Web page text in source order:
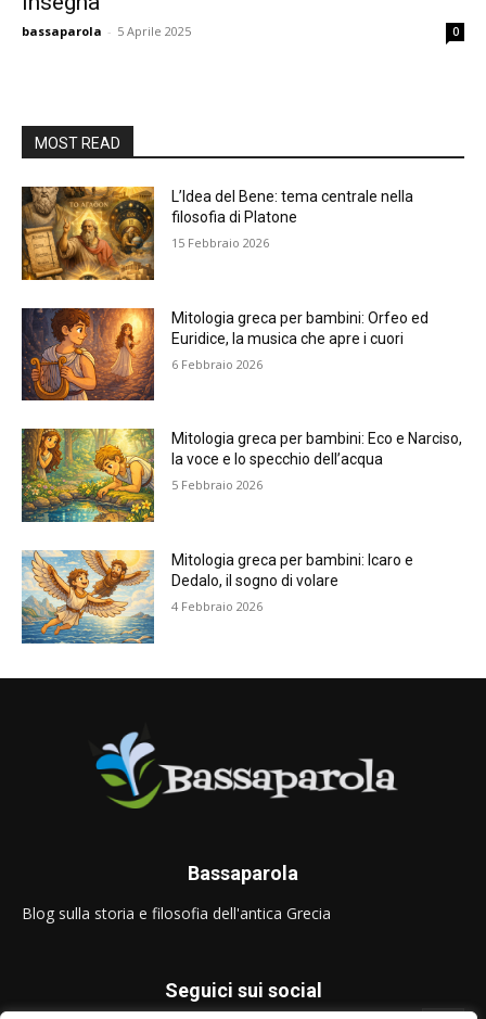
bassaparola - 5 Aprile 2025 0
MOST READ
L’Idea del Bene: tema centrale nella
filosofia di Platone
15 Febbraio 2026
Mitologia greca per bambini: Orfeo ed
Euridice, la musica che apre i cuori
6 Febbraio 2026
Mitologia greca per bambini: Eco e Narciso,
la voce e lo specchio dell’acqua
5 Febbraio 2026
Mitologia greca per bambini: Icaro e
Dedalo, il sogno di volare
4 Febbraio 2026
Bassaparola
Blog sulla storia e filosofia dell'antica Grecia
Seguici sui social